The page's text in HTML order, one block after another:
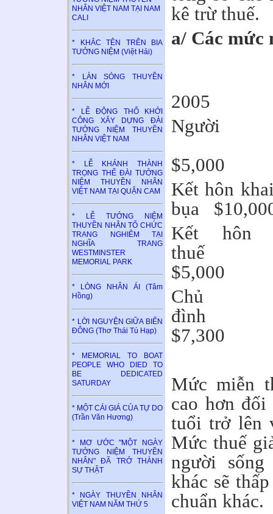
NHÂN VIỆT NAM TẠI NAM
CALI
* KHẮC TÊN TRÊN BIA
TƯỞNG NIỆM (Việt Hải)
* LÀN SÓNG THUYỀN
NHÂN MỚI
* LỄ ĐỘNG THỔ KHỞI
CÔNG XÂY DỰNG ĐÀI
TƯỞNG NIỆM THUYỀN
NHÂN VIỆT NAM
* LỄ KHÁNH THÀNH
TRỌNG THỂ ĐÀI TƯỞNG
NIỆM THUYỀN NHÂN
VIỆT NAM TẠI QUẬN CAM
* LỄ TƯỞNG NIỆM
THUYỀN NHÂN TỔ CHỨC
TRANG NGHIÊM TẠI
NGHĨA TRANG
WESTMINSTER
MEMORIAL PARK
* LÒNG NHÂN ÁI (Tâm
Hồng)
* LỜI NGUYỆN GIỮA BIỂN
ĐÔNG (Thơ Thái Tú Hạp)
* MEMORIAL TO BOAT
PEOPLE WHO DIED TO
BE DEDICATED
SATURDAY
* MỘT CÁI GIÁ CỦA TỰ DO
(Trần Văn Hương)
* MƠ ƯỚC "MỘT NGÀY
TƯỞNG NIỆM THUYỀN
NHÂN" ĐÃ TRỞ THÀNH
SỰ THẬT
* NGÀY THUYỀN NHÂN
VIỆT NAM NĂM THỨ 5
kê trừ thuế.
a/ Các mức
2005
Kết hôn
bụa
Kết hôn
Mức miễn
cao hơn
tuổi trở lên
Mức thuế
người
khác sẽ
chuẩn khác.